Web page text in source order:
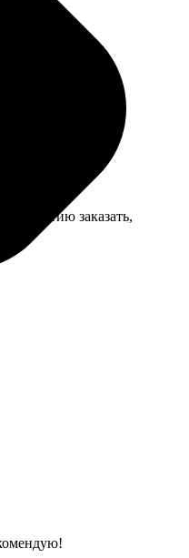
партию заказать,